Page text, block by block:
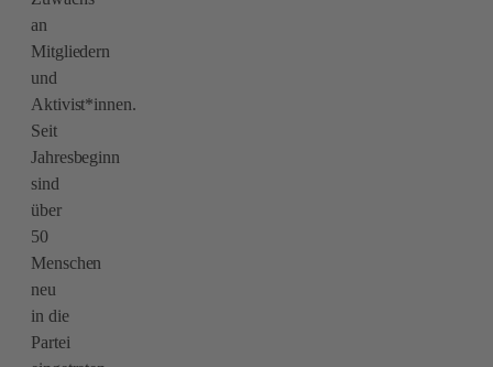
an
Mitgliedern
und
Aktivist*innen.
Seit
Jahresbeginn
sind
über
50
Menschen
neu
in die
Partei